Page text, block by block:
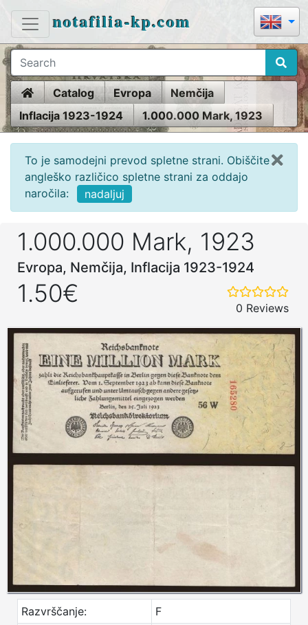
notafilia-kp.com
HomeCatalog Evropa
Nemčija
Inflacija 1923-1924
1.000.000 Mark, 1923
To je samodejni prevod spletne strani. Obiščite
angleško različico spletne strani za oddajo
naročila:
nadaljuj
1.000.000 Mark, 1923
Evropa, Nemčija, Inflacija 1923-1924
1.50€
0 Reviews
Razvrščanje:
F